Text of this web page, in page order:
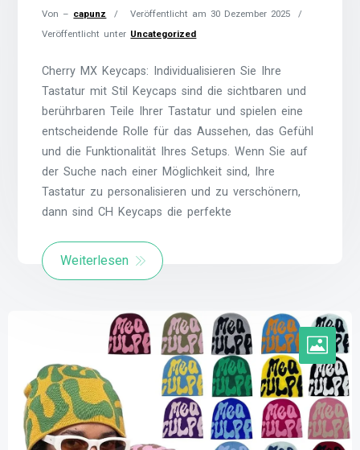
Von – capunz Veröffentlicht am 30 Dezember 2025
Veröffentlicht unter Uncategorized
Cherry MX Keycaps: Individualisieren Sie Ihre
Tastatur mit Stil Keycaps sind die sichtbaren und
berührbaren Teile Ihrer Tastatur und spielen eine
entscheidende Rolle für das Aussehen, das Gefühl
und die Funktionalität Ihres Setups. Wenn Sie auf
der Suche nach einer Möglichkeit sind, Ihre
Tastatur zu personalisieren und zu verschönern,
dann sind CH Keycaps die perfekte
Weiterlesen